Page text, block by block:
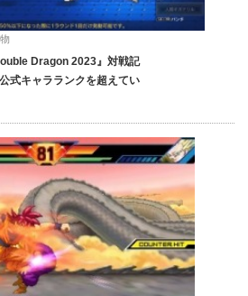
Dragon 2023』対戦記
式キャラランクを超えてい